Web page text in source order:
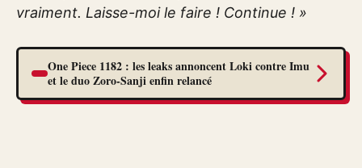
vraiment. Laisse-moi le faire ! Continue ! »
One Piece 1182 : les leaks annoncent Loki contre Imu
et le duo Zoro-Sanji enfin relancé